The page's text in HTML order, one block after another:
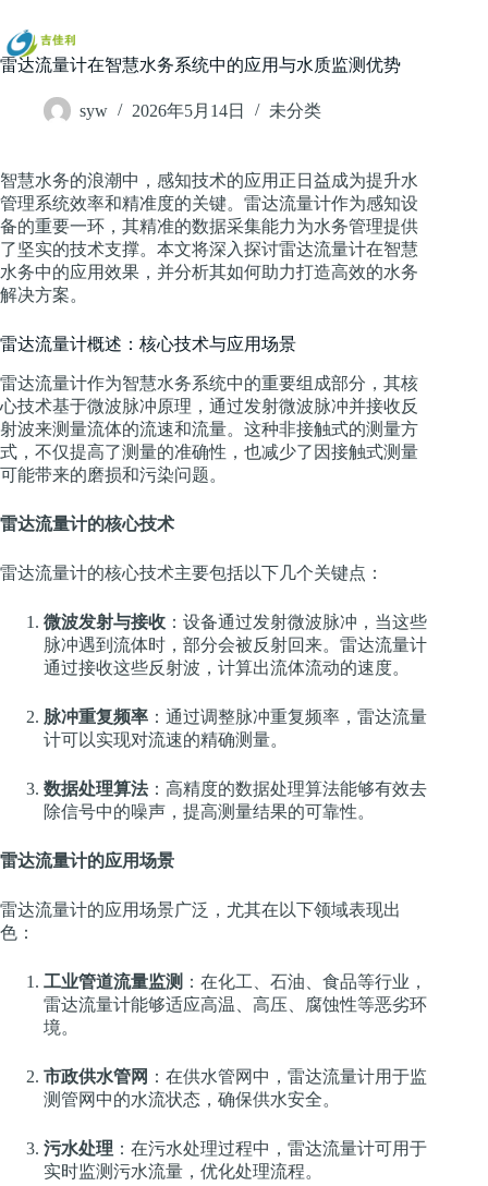
过
内
容
雷达流量计在智慧水务系统中的应用与水质监测优势
syw 2026年5月14日 未分类
智慧水务的浪潮中，感知技术的应用正日益成为提升水
管理系统效率和精准度的关键。雷达流量计作为感知设
备的重要一环，其精准的数据采集能力为水务管理提供
了坚实的技术支撑。本文将深入探讨雷达流量计在智慧
水务中的应用效果，并分析其如何助力打造高效的水务
解决方案。
雷达流量计概述：核心技术与应用场景
雷达流量计作为智慧水务系统中的重要组成部分，其核
心技术基于微波脉冲原理，通过发射微波脉冲并接收反
射波来测量流体的流速和流量。这种非接触式的测量方
式，不仅提高了测量的准确性，也减少了因接触式测量
可能带来的磨损和污染问题。
雷达流量计的核心技术
雷达流量计的核心技术主要包括以下几个关键点：
微波发射与接收 ：设备通过发射微波脉冲，当这些
脉冲遇到流体时，部分会被反射回来。雷达流量计
通过接收这些反射波，计算出流体流动的速度。
脉冲重复频率 ：通过调整脉冲重复频率，雷达流量
计可以实现对流速的精确测量。
数据处理算法：高精度的数据处理算法能够有效去
除信号中的噪声，提高测量结果的可靠性。
雷达流量计的应用场景
雷达流量计的应用场景广泛，尤其在以下领域表现出
色：
工业管道流量监测 ：在化工、石油、食品等行业，
雷达流量计能够适应高温、高压、腐蚀性等恶劣环
境。
市政供水管网 ：在供水管网中，雷达流量计用于监
测管网中的水流状态，确保供水安全。
污水处理 ：在污水处理过程中，雷达流量计可用于
实时监测污水流量，优化处理流程。